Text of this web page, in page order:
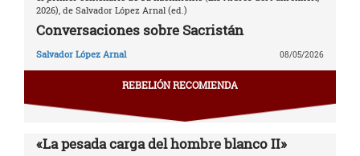
2026), de Salvador López Arnal (ed.)
Conversaciones sobre Sacristán
Salvador López Arnal 08/05/2026
REBELIÓN RECOMIENDA
«La pesada carga del hombre blanco II»